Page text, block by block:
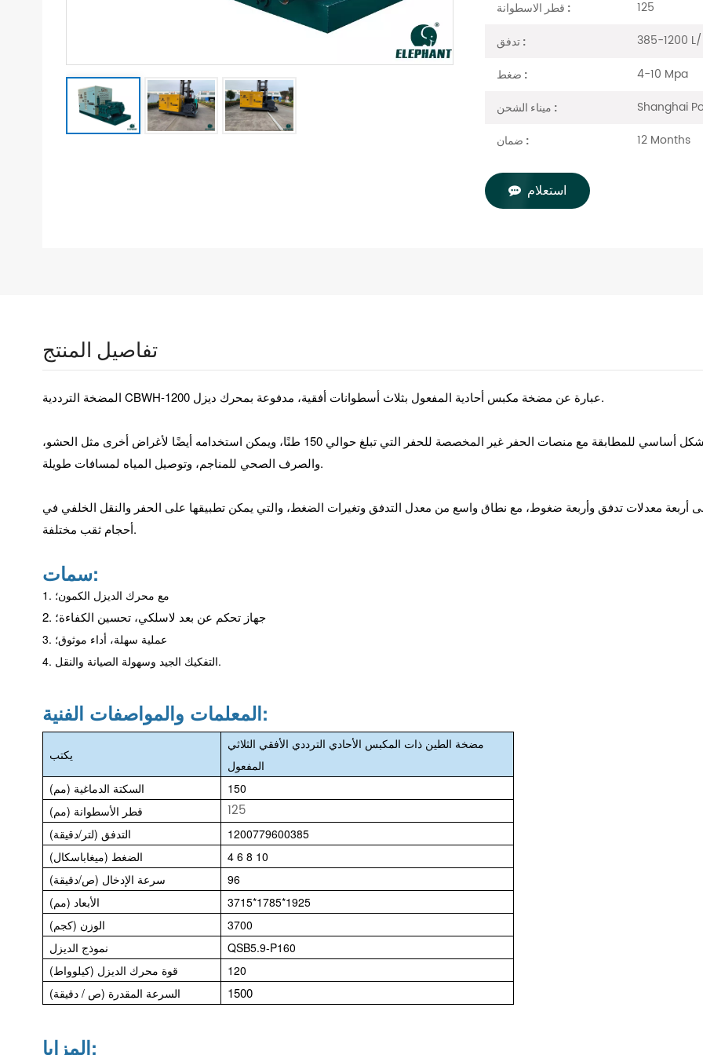
قطر الاسطوانة : 125
تدفق : 385-1200
ضغط : 4-10 Mpa
ميناء الشحن : Shanghai
ضمان : 12 Months
استعلام
تفاصيل المنتج
المضخة الترددية CBWH-1200 عبارة عن مضخة مكبس أحادية المفعول بثلاث أسطوانات أفقية، مدفوعة بمحرك ديزل.
إنه يستخدم بشكل أساسي للمطابقة مع منصات الحفر غير المخصصة للحفر التي تبلغ حوالي 150 طنًا، ويمكن استخدامه أيضًا لأغراض أخرى مثل الحشو،
والصرف الصحي للمناجم، وتوصيل المياه لمسافات طويلة.
أربعة معدلات تدفق وأربعة ضغوط، مع نطاق واسع من معدل التدفق وتغيرات الضغط، والتي يمكن تطبيقها على الحفر والنقل الخلفي في
أحجام ثقب مختلفة.
سمات:
1. مع محرك الديزل الكمون؛
2. جهاز تحكم عن بعد لاسلكي، تحسين الكفاءة؛
3. عملية سهلة، أداء موثوق؛
4. التفكيك الجيد وسهولة الصيانة والنقل.
المعلمات والمواصفات الفنية:
يكتب
مضخة الطين ذات المكبس الأحادي الترددي الأفقي الثلاثي
المفعول
السكتة الدماغية (مم)
150
قطر الأسطوانة (مم)
125
التدفق (لتر/دقيقة)
1200779600385
الضغط (ميغاباسكال)
4 6 8 10
سرعة الإدخال (ص/دقيقة)
96
الأبعاد (مم)
3715*1785*1925
الوزن (كجم)
3700
نموذج الديزل
QSB5.9-P160
قوة محرك الديزل (كيلوواط)
120
السرعة المقدرة (ص / دقيقة)
1500
المزايا: